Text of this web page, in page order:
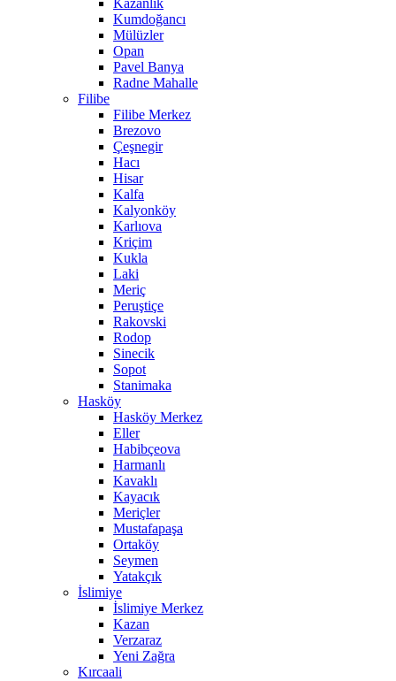
Kumdoğancı
Mülüzler
Opan
Pavel Banya
Radne Mahalle
Filibe
Filibe Merkez
Brezovo
Çeşnegir
Hacı
Hisar
Kalfa
Kalyonköy
Karlıova
Kriçim
Kukla
Laki
Meriç
Peruştiçe
Rakovski
Rodop
Sinecik
Sopot
Stanimaka
Hasköy
Hasköy Merkez
Eller
Habibçeova
Harmanlı
Kavaklı
Kayacık
Meriçler
Mustafapaşa
Ortaköy
Seymen
Yatakçık
İslimiye
İslimiye Merkez
Kazan
Verzaraz
Yeni Zağra
Kırcaali